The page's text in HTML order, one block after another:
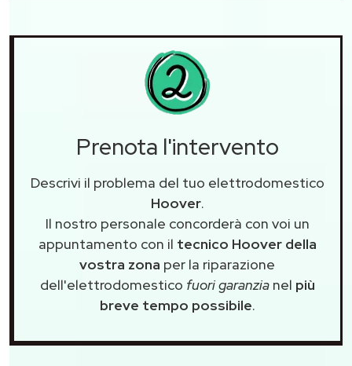
Prenota l'intervento
Descrivi il problema del tuo elettrodomestico
Hoover.
Il nostro personale concorderà con voi un
appuntamento con il tecnico Hoover della
vostra zona per la riparazione
dell'elettrodomestico fuori garanzianel più
breve tempo possibile.